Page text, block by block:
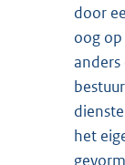
door
oog
het